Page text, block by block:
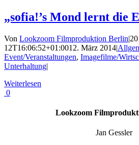
„sofia!’s Mond lernt die
Von Lookzoom Filmproduktion Berlin|
12T16:06:52+01:0012. März 2014|
Event/Veranstaltungen, Imagefilme/
Unterhaltung|
Weiterlesen
0
Lookzoom
Jan Gessler